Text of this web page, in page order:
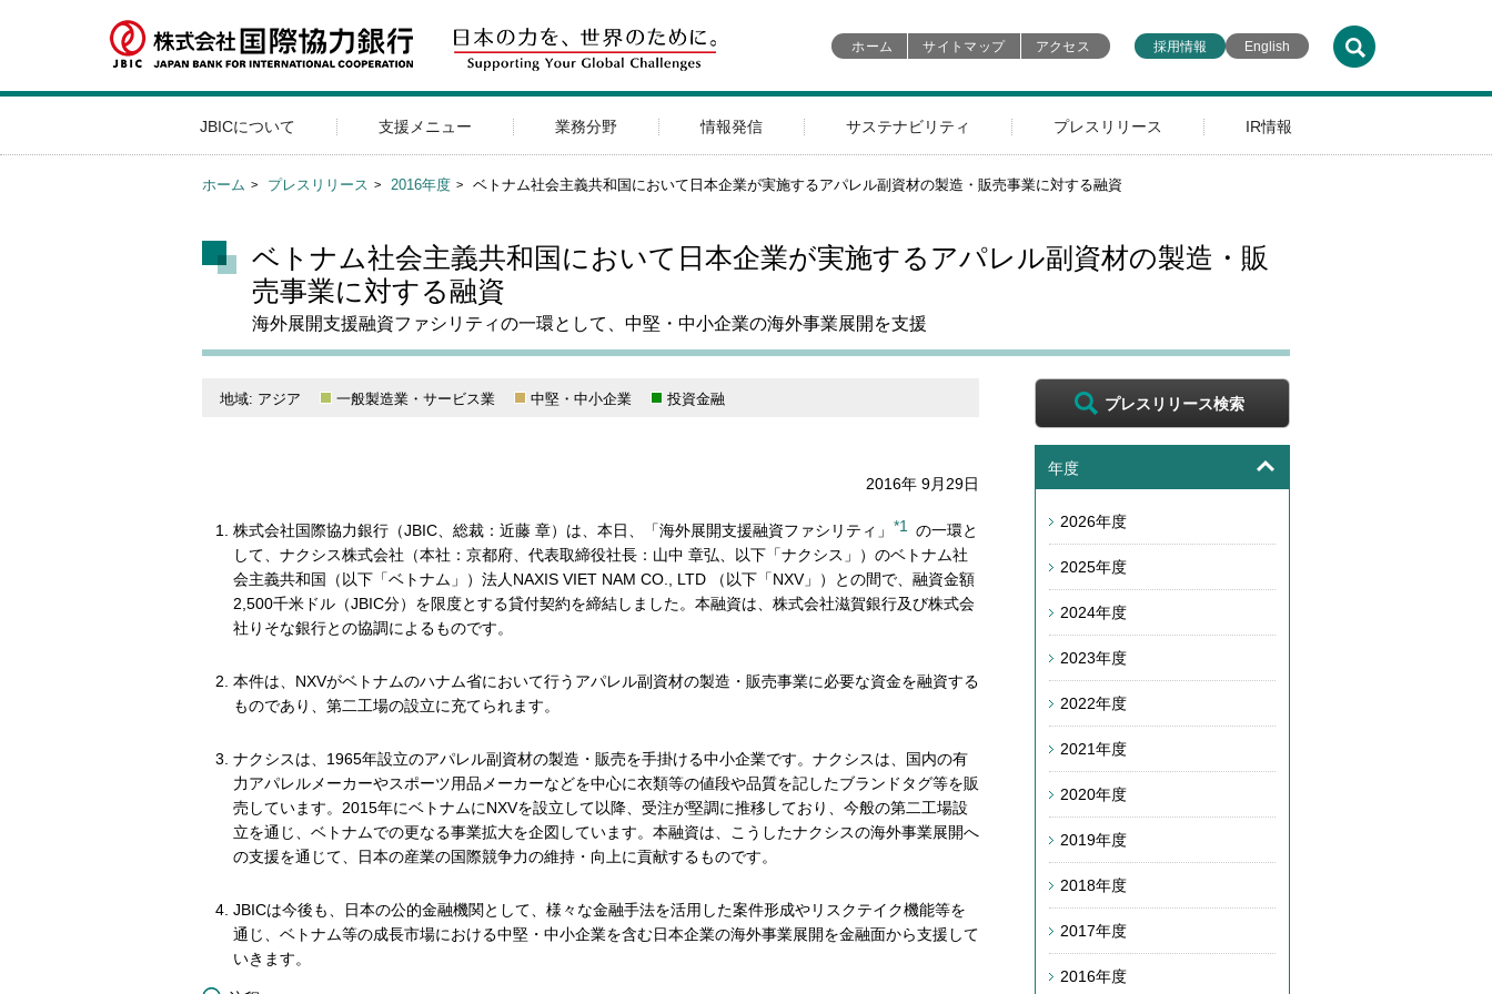
ホーム サイトマップ アクセス 採用情報 English
JBICについて 支援メニュー 業務分野 情報発信 サステナビリティ プレスリリース IR情報
ホーム プレスリリース 2016年度 ベトナム社会主義共和国において日本企業が実施するアパレル副資材の製造・販売事業に対する融資
ベトナム社会主義共和国において日本企業が実施するアパレル副資材の製造・販
売事業に対する融資
海外展開支援融資ファシリティの一環として、中堅・中小企業の海外事業展開を支援
地域: アジア 一般製造業・サービス業 中堅・中小企業 投資金融
2016年 9月29日
株式会社国際協力銀行（JBIC、総裁：近藤 章）は、本日、「海外展開支援融資ファシリティ」 *1
の一環と
して、ナクシス株式会社（本社：京都府、代表取締役社長：山中 章弘、以下「ナクシス」）のベトナム社
会主義共和国（以下「ベトナム」）法人NAXIS VIET NAM CO., LTD （以下「NXV」）との間で、融資金額
2,500千米ドル（JBIC分）を限度とする貸付契約を締結しました。本融資は、株式会社滋賀銀行及び株式会
社りそな銀行との協調によるものです。
本件は、NXVがベトナムのハナム省において行うアパレル副資材の製造・販売事業に必要な資金を融資する
ものであり、第二工場の設立に充てられます。
ナクシスは、1965年設立のアパレル副資材の製造・販売を手掛ける中小企業です。ナクシスは、国内の有
力アパレルメーカーやスポーツ用品メーカーなどを中心に衣類等の値段や品質を記したブランドタグ等を販
売しています。2015年にベトナムにNXVを設立して以降、受注が堅調に推移しており、今般の第二工場設
立を通じ、ベトナムでの更なる事業拡大を企図しています。本融資は、こうしたナクシスの海外事業展開へ
の支援を通じて、日本の産業の国際競争力の維持・向上に貢献するものです。
JBICは今後も、日本の公的金融機関として、様々な金融手法を活用した案件形成やリスクテイク機能等を
通じ、ベトナム等の成長市場における中堅・中小企業を含む日本企業の海外事業展開を金融面から支援して
いきます。
プレスリリース検索
年度
2026年度
2025年度
2024年度
2023年度
2022年度
2021年度
2020年度
2019年度
2018年度
2017年度
2016年度